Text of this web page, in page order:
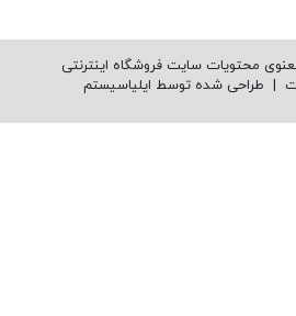
محتویات سایت فروشگاه اینترنتی
| طراحی شده توسط ایلیاسیستم